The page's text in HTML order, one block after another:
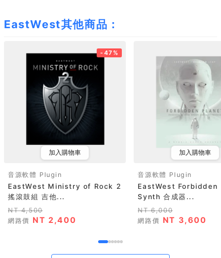
EastWest其他商品：
-47%
加入購物車
音源軟體 Plugin
EastWest Ministry of Rock 2
搖滾鼓組 吉他...
NT 4,500
網路價 NT 2,400
加入購物車
音源軟體 Plugin
EastWest Forbidden
Synth 合成器...
NT 6,000
網路價 NT 3,600